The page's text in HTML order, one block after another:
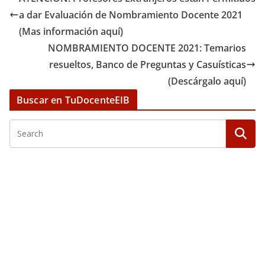
a dar Evaluación de Nombramiento Docente 2021
(Mas información aquí)
NOMBRAMIENTO DOCENTE 2021: Temarios
resueltos, Banco de Preguntas y Casuísticas
(Descárgalo aquí)
Buscar en TuDocenteEIB